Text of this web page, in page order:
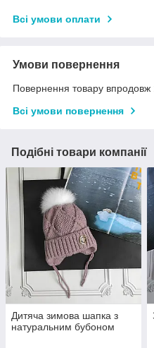
Всі умови оплати
Умови повернення
Повернення товару впродовж
Всі умови повернення
Подібні товари компанії
Дитяча зимова шапка з
натуральним бубоном